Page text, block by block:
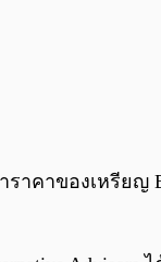
ราคาของเหรีย